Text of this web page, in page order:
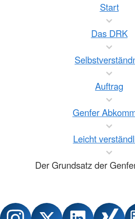
Start
Das DRK
Auftrag
Genfer
Leicht
Der Grundsatz der